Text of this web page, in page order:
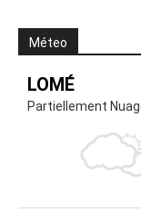
Méteo
LOMÉ
Partiellement